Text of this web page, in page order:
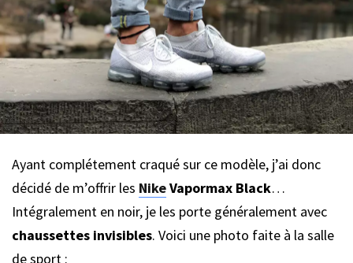
Ayant complétement craqué sur ce modèle, j’ai donc
décidé de m’offrir les NikeVapormax Black…
Intégralement en noir, je les porte généralement avec
chaussettes invisibles. Voici une photo faite à la salle
de sport :